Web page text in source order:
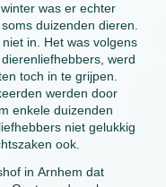
was er echter
duizenden dieren.
in. Het was volgens
werd
toch in te grijpen.
werden door
enkele duizenden
niet gelukkig
ook.
in Arnhem dat